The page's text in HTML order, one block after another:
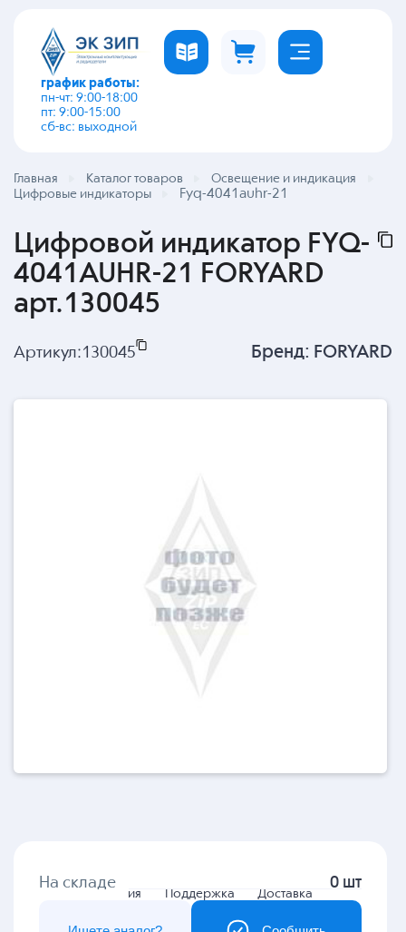
график работы:
пн-чт: 9:00-18:00
пт: 9:00-15:00
сб-вс: выходной
Главная Каталог товаров
Освещение и индикация
Цифровые индикаторы
Fyq-4041auhr-21
Цифровой индикатор FYQ-
4041AUHR-21 FORYARD
арт.130045
Артикул:130045 Бренд: FORYARD
Гарантия Поддержка Доставка
На складе 0 шт